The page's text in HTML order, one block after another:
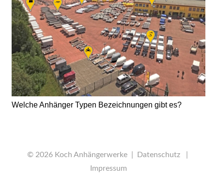
Welche Anhänger Typen Bezeichnungen gibt es?
© 2026 Koch Anhängerwerke | Datenschutz
Impressum